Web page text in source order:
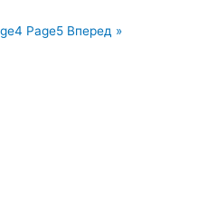
4 Page5 Вперед »